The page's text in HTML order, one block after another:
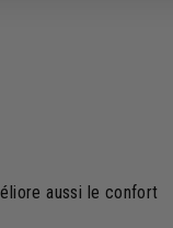
aussi le confort